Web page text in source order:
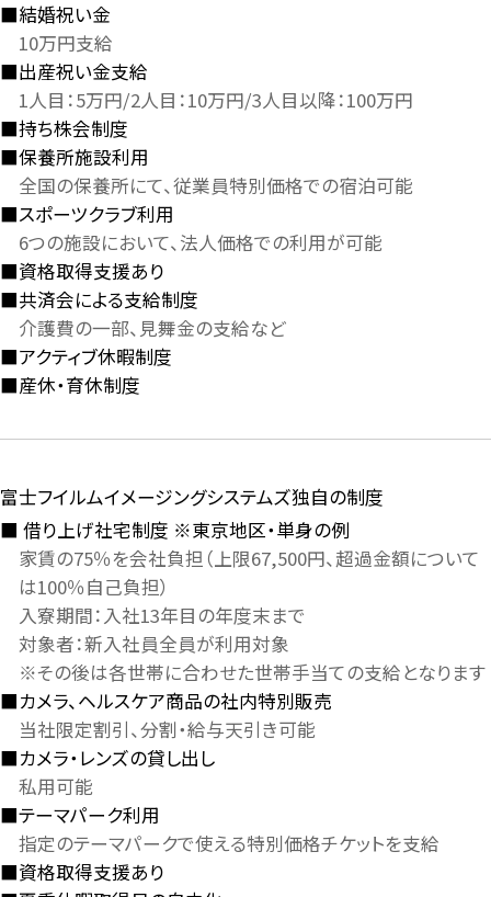
結婚祝い金
10万円支給
出産祝い金支給
1人目：5万円/2人目：10万円/3人目以降：100万円
持ち株会制度
保養所施設利用
全国の保養所にて、従業員特別価格での宿泊可能
スポーツクラブ利用
6つの施設において、法人価格での利用が可能
資格取得支援あり
共済会による支給制度
介護費の一部、見舞金の支給など
アクティブ休暇制度
産休・育休制度
富士フイルムイメージングシステムズ独自の制度
借り上げ社宅制度 ※東京地区・単身の例
家賃の75％を会社負担（上限67,500円、超過金額について
は100％自己負担）
入寮期間：入社13年目の年度末まで
対象者：新入社員全員が利用対象
※その後は各世帯に合わせた世帯手当ての支給となります
カメラ、ヘルスケア商品の社内特別販売
当社限定割引、分割・給与天引き可能
カメラ・レンズの貸し出し
私用可能
テーマパーク利用
指定のテーマパークで使える特別価格チケットを支給
資格取得支援あり